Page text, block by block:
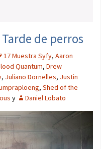
de perros
17 Muestra Syfy, Aaron
Quantum, Drew
, Juliano Dornelles, Justin
, Shed of the
y Daniel Lobato